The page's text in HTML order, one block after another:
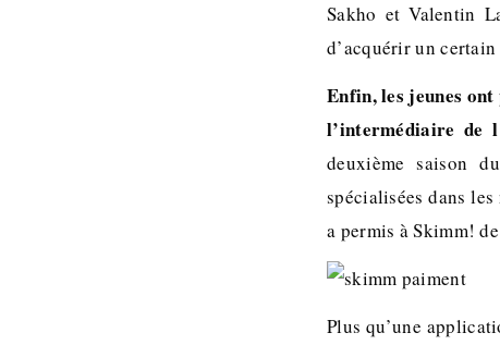
Sakho et Valentin
d’acquérir un
Enfin, les jeunes
l’intermédiaire de
deuxième saison
spécialisées dans
a permis à Skimm!
Plus qu’une